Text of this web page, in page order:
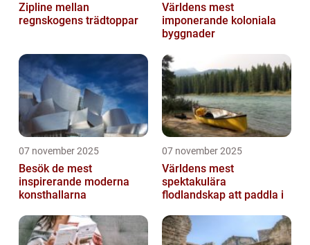
Zipline mellan
regnskogens trädtoppar
Världens mest
imponerande koloniala
byggnader
07 november 2025
Besök de mest
inspirerande moderna
konsthallarna
07 november 2025
Världens mest
spektakulära
flodlandskap att paddla i